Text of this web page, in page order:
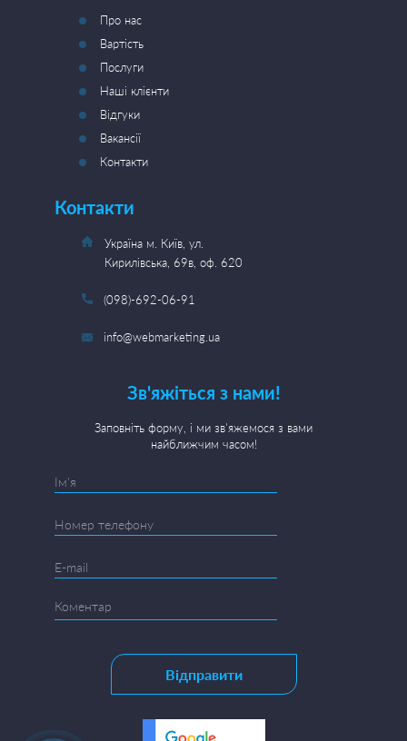
Про нас
Вартість
Послуги
Наші клієнти
Відгуки
Вакансії
Контакти
Контакти
Україна м. Київ, ул.
Кирилівська, 69в, оф. 620
(098)-692-06-91
info@webmarketing.ua
Зв'яжіться з нами!
Заповніть форму, і ми зв'яжемося з вами
найближчим часом!
Відправити